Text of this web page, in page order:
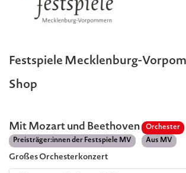
Festspiele Mecklenburg-
Shop
Mit Mozart und Beethoven
Orchester
Preisträger:innen der Festspiele MV
Aus MV
Großes Orchesterkonzert